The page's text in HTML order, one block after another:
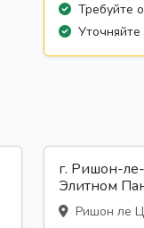
Требуйте
г. Ришон-
Элитном
Ришон ле